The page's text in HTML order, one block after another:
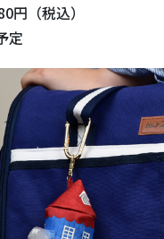
円（税込）
定